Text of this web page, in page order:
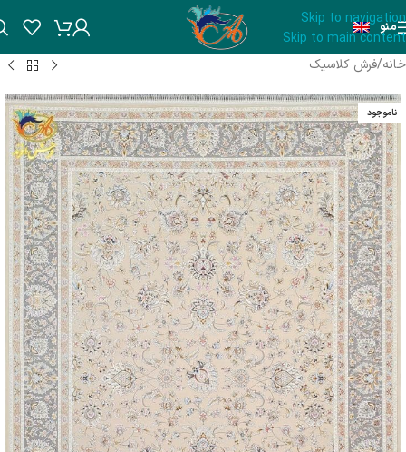
Skip to navigation
Skip to main content
منو
خانه/فرش کلاسیک
ناموجود